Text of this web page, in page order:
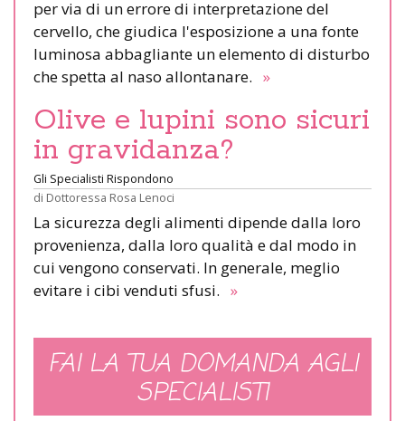
per via di un errore di interpretazione del
cervello, che giudica l'esposizione a una fonte
luminosa abbagliante un elemento di disturbo
che spetta al naso allontanare. »
Olive e lupini sono sicuri
in gravidanza?
Gli Specialisti Rispondono
di Dottoressa Rosa Lenoci
La sicurezza degli alimenti dipende dalla loro
provenienza, dalla loro qualità e dal modo in
cui vengono conservati. In generale, meglio
evitare i cibi venduti sfusi. »
FAI LA TUA DOMANDA AGLI
SPECIALISTI